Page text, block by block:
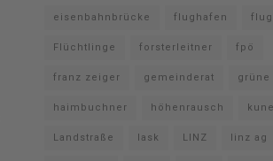
eisenbahnbrücke flughafen
Flüchtlinge forsterleitner fpö
franz zeiger gemeinderat grüne
haimbuchner höhenrausch
Landstraße lask LINZ linz ag